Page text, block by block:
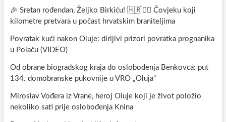
🎉 Sretan rođendan, Željko Birkiću! 🇭🇷🏃‍♂️ Čovjeku koji
kilometre pretvara u počast hrvatskim braniteljima
Povratak kući nakon Oluje: dirljivi prizori povratka prognanika
u Polaču (VIDEO)
Od obrane biogradskog kraja do oslobođenja Benkovca: put
134. domobranske pukovnije u VRO „Oluja“
Miroslav Vođera iz Vrane, heroj Oluje koji je život položio
nekoliko sati prije oslobođenja Knina